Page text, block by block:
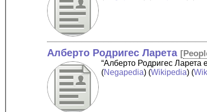
Алберто Родригес Ларета [
“Алберто Родригес
(Negapedia) (Wikipedia) (